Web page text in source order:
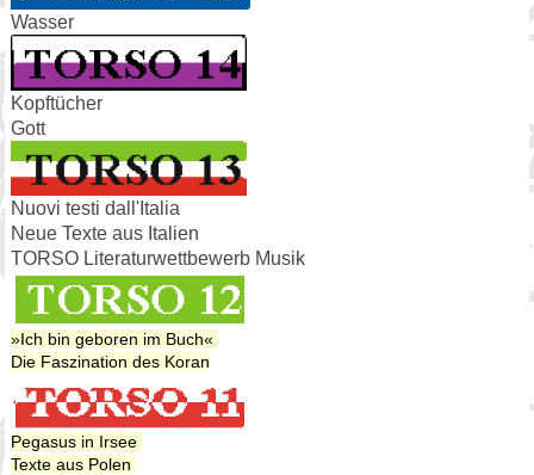
Wasser
Kopftücher
Gott
Nuovi testi dall'Italia
Neue Texte aus Italien
TORSO Literaturwettbewerb Musik
»Ich bin geboren im Buch«
Die Faszination des Koran
Pegasus in Irsee
Texte aus Polen